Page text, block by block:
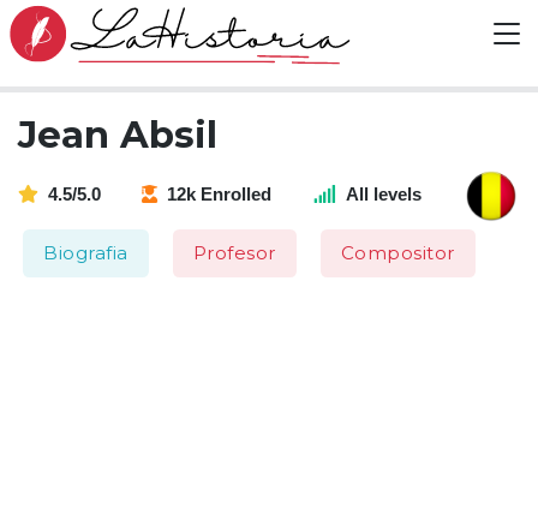
Jean Absil
4.5/5.0 12k Enrolled All levels
Biografia Profesor Compositor